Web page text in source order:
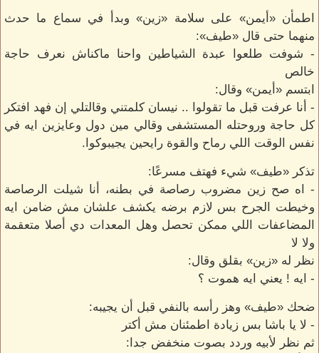
اطمأن «أيمن» على سلامة «زين» وبدأ في سماع ما حدث
منهما حتى قال «طيف»:
- شوفت طلعوا عبدة الشياطين واحنا ماكناش نعرف حاجة
خالص
ابتسم «أيمن» وقال:
- أنا عرفت قبل ما تقولوا .. نيسان كلمتني وقالتلي إن فهد افتكر
كل حاجة وروحتله المستشفى وقالي مين دول وعايزين ايه في
نفس الوقت اللي رماح والقوة رايحين يجيبوكوا.
تذكر «طيف» شيء فهتف مسرعًا:
- اه صح زين مضروب رصاصة في بطنه، أنا شيلت الرصاصة
وخيطت الجرح بس لازم برضه يكشف علشان مش ضامن ايه
المضاعفات اللي ممكن تحصل وهل المعدات دي أصلا متعقمة
ولا لا
نظر له «زين» بقلق وقال:
- ايه ! يعني ايه هموت ؟
ضحك «طيف» وهز رأسه بالنفي قبل أن يجيبه:
- لا يا باشا بس زيادة اطمئنان مش أكتر
ثم نظر لأبيه وردد بصوت منخفض جدا: